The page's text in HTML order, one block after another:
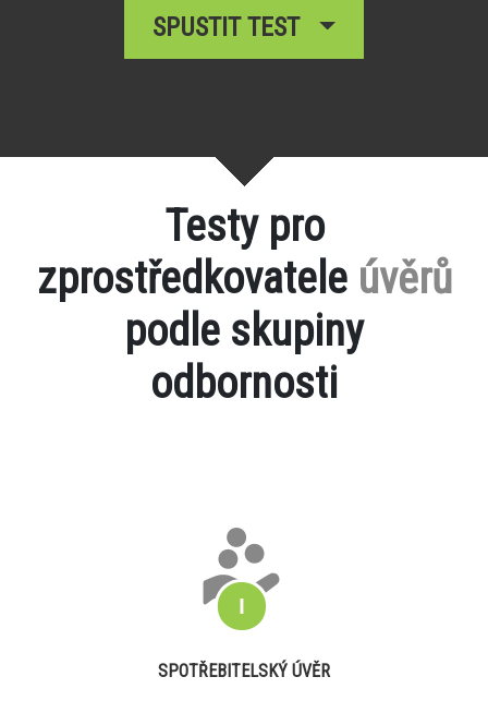
SPUSTIT TEST
Testy pro
zprostředkovatele úvěrů
podle skupiny
odbornosti
SPOTŘEBITELSKÝ ÚVĚR